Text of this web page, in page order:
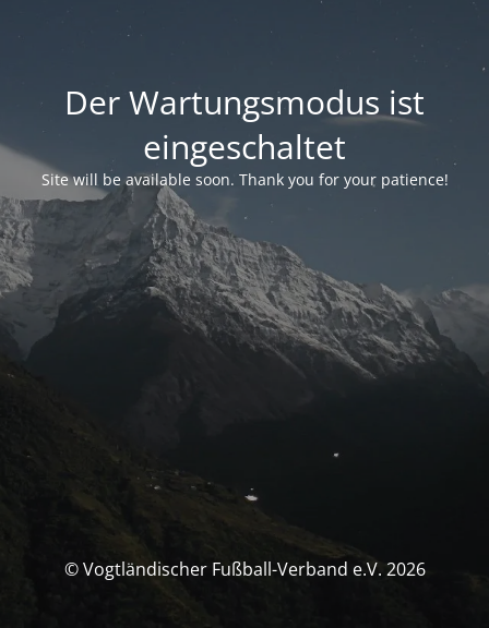
Der Wartungsmodus ist
eingeschaltet
Site will be available soon. Thank you for your patience!
© Vogtländischer Fußball-Verband e.V. 2026